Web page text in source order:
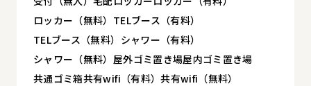
ロッカー（無料） TELブース（有料）
TELブース（無料） シャワー（有料）
シャワー（無料） 屋外ゴミ置き場屋内ゴミ置き場
共通ゴミ箱共有wifi（有料）共有wifi（無料）